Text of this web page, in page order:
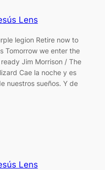
Lens
legion Retire now to
Tomorrow we enter the
Jim Morrison / The
Cae la noche y es
nuestros sueños. Y de
Lens